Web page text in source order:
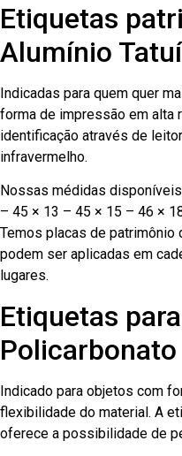
Etiquetas
Alumínio Tatuí
Indicadas para quem quer
forma de impressão em alta
identificação através de
infravermelho.
Nossas médidas
– 45 × 13 – 45 × 15 – 46 ×
Temos placas de patrimônio
podem ser aplicadas em
lugares.
Etiquetas
Indicado para objetos com
flexibilidade do material. A
oferece a possibilidade de